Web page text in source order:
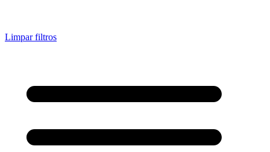
Limpar filtros